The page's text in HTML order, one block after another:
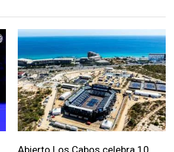
Abierto Los Cabos celebra 10